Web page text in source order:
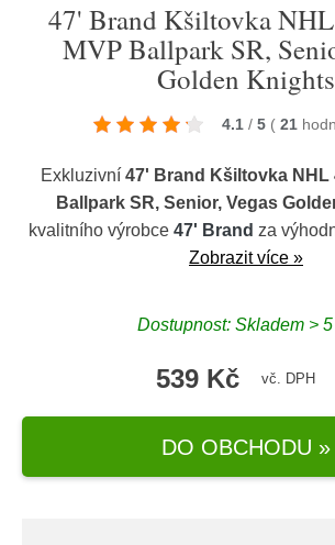
47' Brand Kšiltovka
MVP Ballpark SR,
Golden Knights
4.1 / 5 ( 21
Exkluzivní 47' Brand Kšiltovka NHL
Ballpark SR, Senior, Vegas
kvalitního výrobce 47' Brand za
Zobrazit více »
Dostupnost: Skladem >
539 Kč vč. DPH
DO OBCHODU »